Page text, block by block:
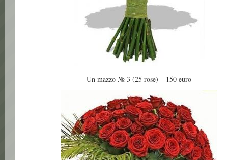
Un mazzo № 3 (25 rose) – 150 euro